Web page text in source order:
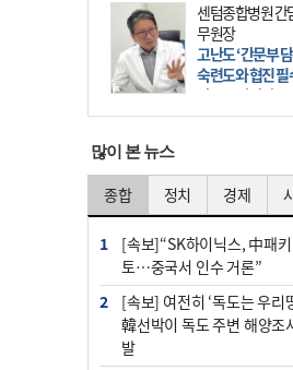
센텀종합병원 간
무원장
고난도 ‘간문부
숙련도와 협진 필
간문부 담관암(
우 간에서 나오는
部)’에 생기는
문맥 림프절 담
많이 본 뉴스
종합 정치 경제
1
[속보]“SK하이닉스, 中패
토…중국서 인수 거론”
2
[속보] 여전히 ‘독도는 우
韓선박이 독도 주변 해양조
발